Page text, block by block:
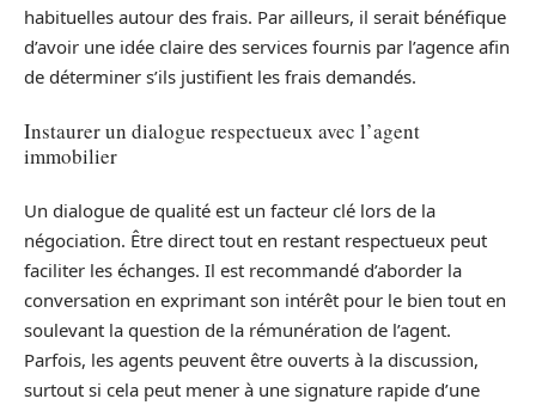
habituelles autour des frais. Par ailleurs, il serait bénéfique
d’avoir une idée claire des services fournis par l’agence afin
de déterminer s’ils justifient les frais demandés.
Instaurer un dialogue respectueux avec l’agent
immobilier
Un dialogue de qualité est un facteur clé lors de la
négociation. Être direct tout en restant respectueux peut
faciliter les échanges. Il est recommandé d’aborder la
conversation en exprimant son intérêt pour le bien tout en
soulevant la question de la rémunération de l’agent.
Parfois, les agents peuvent être ouverts à la discussion,
surtout si cela peut mener à une signature rapide d’une